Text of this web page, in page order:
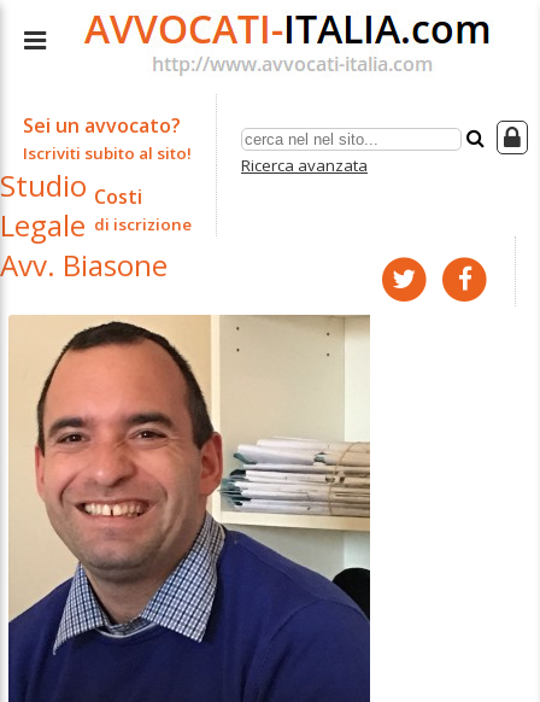
Ricerca avanzata
Sei un avvocato?
Iscriviti subito al sito!
Costi
di iscrizione
Studio
Legale
Avv. Biasone